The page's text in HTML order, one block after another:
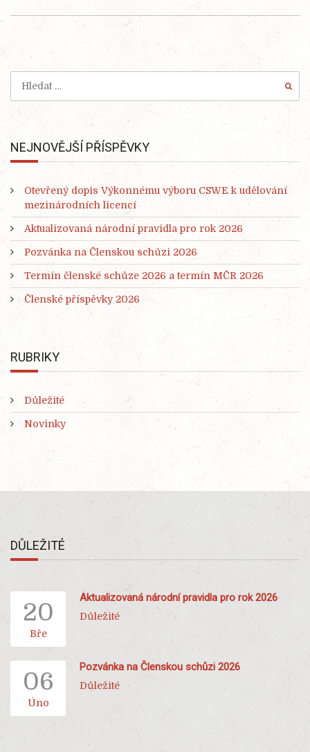
NEJNOVĚJŠÍ PŘÍSPĚVKY
Otevřený dopis Výkonnému výboru CSWE k udělování
mezinárodních licencí
Aktualizovaná národní pravidla pro rok 2026
Pozvánka na Členskou schůzi 2026
Termín členské schůze 2026 a termín MČR 2026
Členské příspěvky 2026
RUBRIKY
Důležité
Novinky
DŮLEŽITÉ
20
Bře
Aktualizovaná národní pravidla pro rok 2026
Důležité
06
Úno
Pozvánka na Členskou schůzi 2026
Důležité